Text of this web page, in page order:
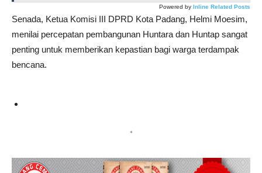
Powered by Inline Related Posts
Senada, Ketua Komisi III DPRD Kota Padang, Helmi Moesim,
menilai percepatan pembangunan Huntara dan Huntap sangat
penting untuk memberikan kepastian bagi warga terdampak
bencana.
*